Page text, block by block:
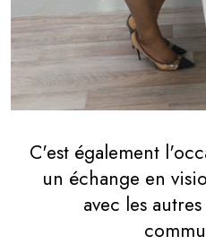
C'est également
un échange en
avec les